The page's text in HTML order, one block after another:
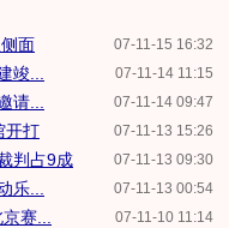
07-11-15 16:32
面
07-11-14 11:15
竣...
07-11-14 09:47
请...
07-11-13 15:26
开打
07-11-13 09:30
判占9成
07-11-13 00:54
乐...
07-11-10 11:14
赛...